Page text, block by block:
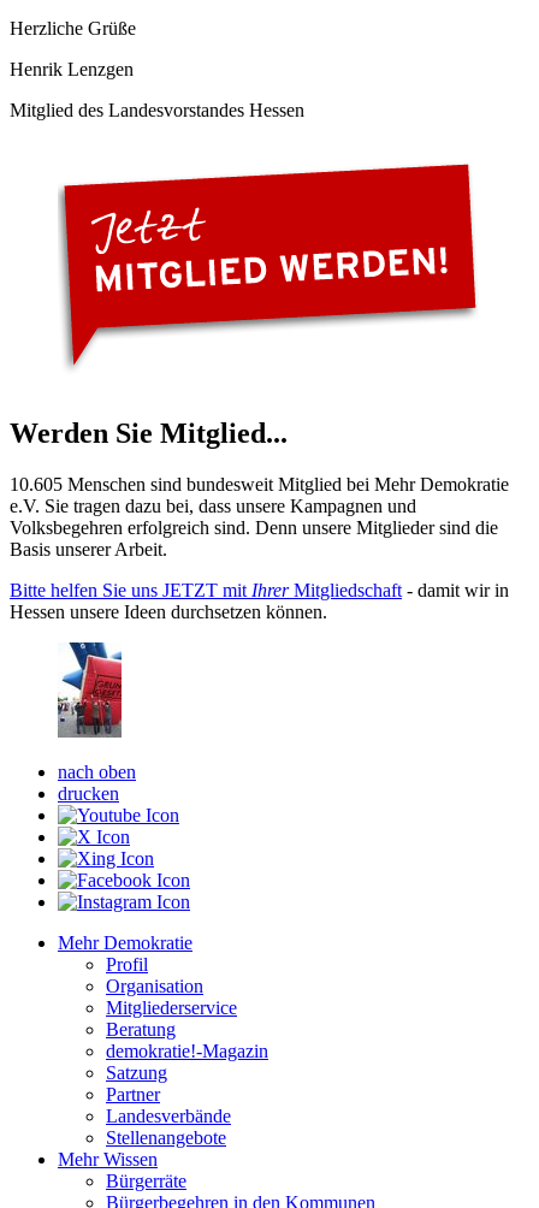
Herzliche Grüße
Henrik Lenzgen
Mitglied des Landesvorstandes Hessen
Werden Sie Mitglied...
10.605 Menschen sind bundesweit Mitglied bei Mehr Demokratie
e.V. Sie tragen dazu bei, dass unsere Kampagnen und
Volksbegehren erfolgreich sind. Denn unsere Mitglieder sind die
Basis unserer Arbeit.
Bitte helfen Sie uns JETZT mit IhrerMitgliedschaft - damit wir in
Hessen unsere Ideen durchsetzen können.
nach oben
drucken
Mehr Demokratie
Profil
Organisation
Mitgliederservice
Beratung
demokratie!-Magazin
Satzung
Partner
Landesverbände
Stellenangebote
Mehr Wissen
Bürgerräte
Bürgerbegehren in den Kommunen